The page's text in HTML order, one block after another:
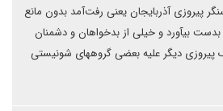
پیروزی آذربایجان یعنی رفت‌آمد بدون مانع
بیآورد و خیلی از بدخواهان و دشمنان
پیروزی دیگر علیه بعضی گروههای شونیستی